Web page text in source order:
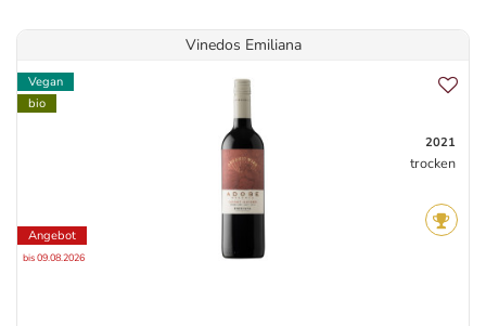
Vinedos Emiliana
Vegan
bio
Angebot
bis 09.08.2026
2021
trocken